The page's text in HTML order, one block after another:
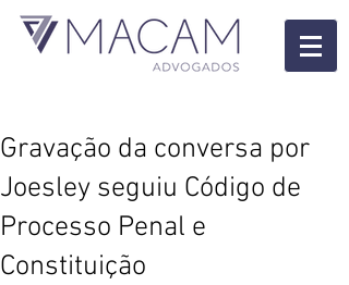
Gravação da conversa por
Joesley seguiu Código de
Processo Penal e
Constituição